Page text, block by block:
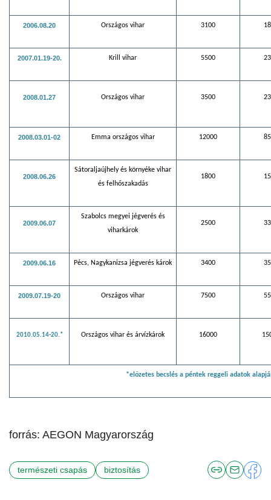
2006.08.20 Országos vihar 3100
2007.01.19-20. Krill vihar 5500
2008.01.27 Országos vihar 3500
2008.03.01-02 Emma országos vihar 12000
2008.06.26
Sátoraljaújhely és környéke vihar
és felhőszakadás
1800
2009.06.07
Szabolcs megyei jégverés és
viharkárok
2500
2009.06.16 Pécs, Nagykanizsa jégverés károk 3400
2009.07.19-20 Országos vihar 7500
2010.05.14-20.* Országos vihar és árvízkárok 16000
*előzetes becslés a péntek reggeli adatok
forrás: AEGON Magyarország
természeti csapás biztosítás